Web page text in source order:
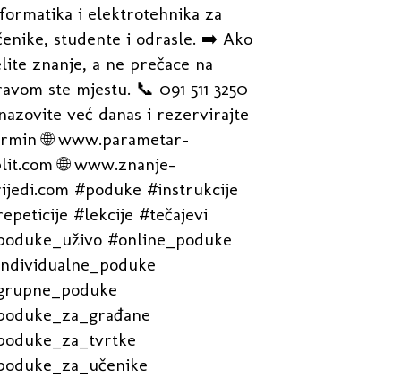
i elektrotehnika za
studente i odrasle. ➡️ Ako
znanje, a ne prečace na
ste mjestu. 📞 091 511 3250
već danas i rezervirajte
🌐 www.parametar-
🌐 www.znanje-
#poduke #instrukcije
#lekcije #tečajevi
#online_poduke